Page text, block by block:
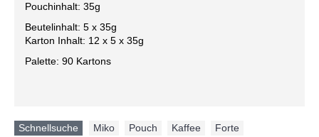
Pouchinhalt: 35g
Beutelinhalt: 5 x 35g
Karton Inhalt: 12 x 5 x 35g
Palette: 90 Kartons
Schnellsuche Miko Pouch Kaffee Forte